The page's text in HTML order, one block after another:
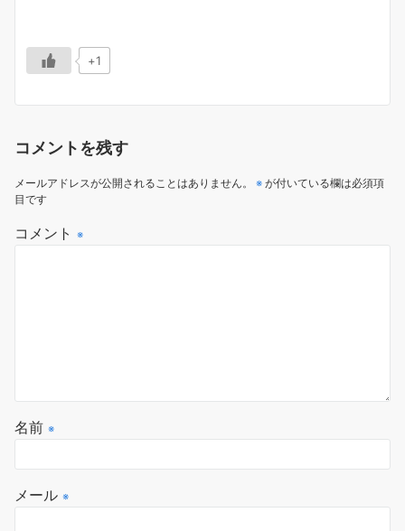
+1
コメントを残す
メールアドレスが公開されることはありません。 ※ が付いている欄は必須項
目です
コメント ※
名前 ※
メール ※